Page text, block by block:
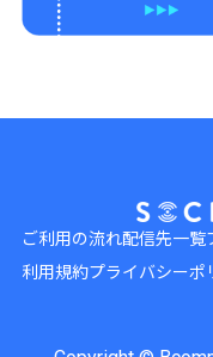
ご利用の流れ配信先一覧
利用規約プライバシーポ